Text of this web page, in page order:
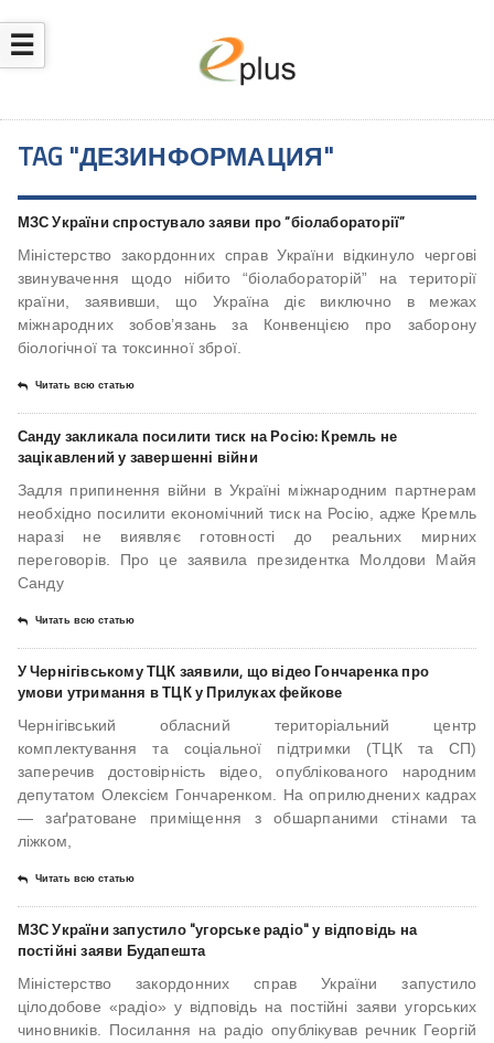
☰
TAG "ДЕЗИНФОРМАЦИЯ"
МЗС України спростувало заяви про “біолабораторії”
Міністерство закордонних справ України відкинуло чергові
звинувачення щодо нібито “біолабораторій” на території
країни, заявивши, що Україна діє виключно в межах
міжнародних зобов’язань за Конвенцією про заборону
біологічної та токсинної зброї.
Читать всю статью
Санду закликала посилити тиск на Росію: Кремль не
зацікавлений у завершенні війни
Задля припинення війни в Україні міжнародним партнерам
необхідно посилити економічний тиск на Росію, адже Кремль
наразі не виявляє готовності до реальних мирних
переговорів. Про це заявила президентка Молдови Майя
Санду
Читать всю статью
У Чернігівському ТЦК заявили, що відео Гончаренка про
умови утримання в ТЦК у Прилуках фейкове
Чернігівський обласний територіальний центр
комплектування та соціальної підтримки (ТЦК та СП)
заперечив достовірність відео, опублікованого народним
депутатом Олексієм Гончаренком. На оприлюднених кадрах
— заґратоване приміщення з обшарпаними стінами та
ліжком,
Читать всю статью
МЗС України запустило "угорське радіо" у відповідь на
постійні заяви Будапешта
Міністерство закордонних справ України запустило
цілодобове «радіо» у відповідь на постійні заяви угорських
чиновників. Посилання на радіо опублікував речник Георгій